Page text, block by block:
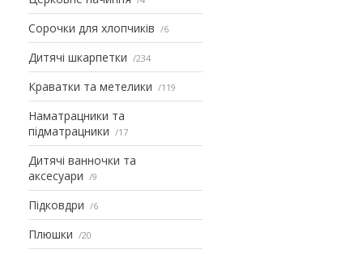
Сорочки для хлопчиків 6
Дитячі шкарпетки 234
Краватки та метелики 119
Наматрацники та
підматрацники
17
Дитячі ванночки та
аксесуари
9
Підковдри 6
Плюшки 20